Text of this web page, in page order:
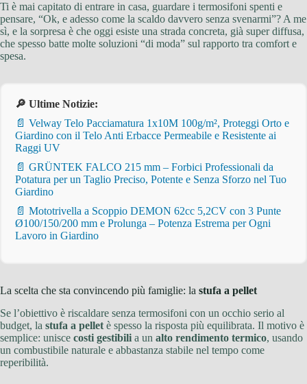
Ti è mai capitato di entrare in casa, guardare i termosifoni spenti e
pensare, “Ok, e adesso come la scaldo davvero senza svenarmi”? A me
sì, e la sorpresa è che oggi esiste una strada concreta, già super diffusa,
che spesso batte molte soluzioni “di moda” sul rapporto tra comfort e
spesa.
🔎 Ultime Notizie:
📄 Velway Telo Pacciamatura 1x10M 100g/m², Proteggi Orto e
Giardino con il Telo Anti Erbacce Permeabile e Resistente ai
Raggi UV
📄 GRÜNTEK FALCO 215 mm – Forbici Professionali da
Potatura per un Taglio Preciso, Potente e Senza Sforzo nel Tuo
Giardino
📄 Mototrivella a Scoppio DEMON 62cc 5,2CV con 3 Punte
Ø100/150/200 mm e Prolunga – Potenza Estrema per Ogni
Lavoro in Giardino
La scelta che sta convincendo più famiglie: la stufa a pellet
Se l’obiettivo è riscaldare senza termosifoni con un occhio serio al
budget, la stufa a pellet è spesso la risposta più equilibrata. Il motivo è
semplice: unisce costi gestibili a un alto rendimento termico, usando
un combustibile naturale e abbastanza stabile nel tempo come
reperibilità.